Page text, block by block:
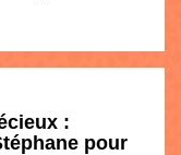
:
pour